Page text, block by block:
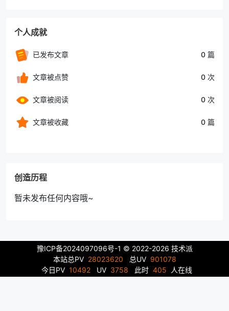
个人成就
已发布文章 0 篇
文章被点赞 0 次
文章被阅读 0 次
文章被收藏 0 篇
创造历程
暂未发布任何内容哦~
豫ICP备2024097096号-1 © 2022-2026 技术派
本站总PV 28023620 总UV 901078
今日PV 10492UV 3758 此时 405 人在线